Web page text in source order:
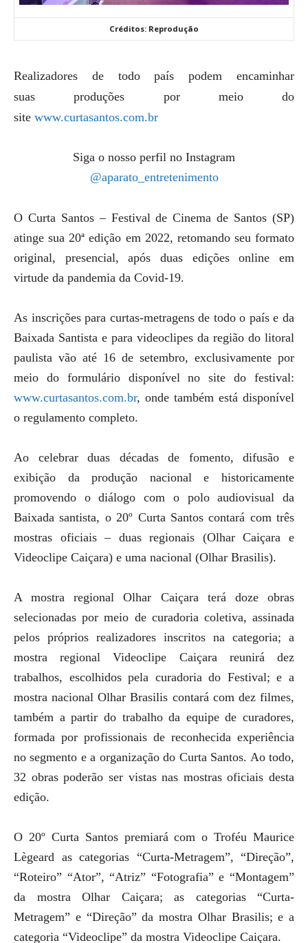
Créditos: Reprodução
Realizadores de todo país podem encaminhar
suas produções por meio do
site www.curtasantos.com.br
Siga o nosso perfil no Instagram
@aparato_entretenimento
O Curta Santos – Festival de Cinema de Santos (SP)
atinge sua 20ª edição em 2022, retomando seu formato
original, presencial, após duas edições online em
virtude da pandemia da Covid-19.
As inscrições para curtas-metragens de todo o país e da
Baixada Santista e para videoclipes da região do litoral
paulista vão até 16 de setembro, exclusivamente por
meio do formulário disponível no site do festival:
www.curtasantos.com.br, onde também está disponível
o regulamento completo.
Ao celebrar duas décadas de fomento, difusão e
exibição da produção nacional e historicamente
promovendo o diálogo com o polo audiovisual da
Baixada santista, o 20º Curta Santos contará com três
mostras oficiais – duas regionais (Olhar Caiçara e
Videoclipe Caiçara) e uma nacional (Olhar Brasilis).
A mostra regional Olhar Caiçara terá doze obras
selecionadas por meio de curadoria coletiva, assinada
pelos próprios realizadores inscritos na categoria; a
mostra regional Videoclipe Caiçara reunirá dez
trabalhos, escolhidos pela curadoria do Festival; e a
mostra nacional Olhar Brasilis contará com dez filmes,
também a partir do trabalho da equipe de curadores,
formada por profissionais de reconhecida experiência
no segmento e a organização do Curta Santos. Ao todo,
32 obras poderão ser vistas nas mostras oficiais desta
edição.
O 20º Curta Santos premiará com o Troféu Maurice
Lègeard as categorias “Curta-Metragem”, “Direção”,
“Roteiro” “Ator”, “Atriz” “Fotografia” e “Montagem”
da mostra Olhar Caiçara; as categorias “Curta-
Metragem” e “Direção” da mostra Olhar Brasilis; e a
categoria “Videoclipe” da mostra Videoclipe Caiçara.